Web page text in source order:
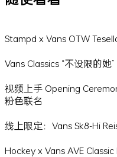
Stampd x Vans OTW
Vans Classics “不设限的她
视频上手 Opening
粉色联名
线上限定：Vans Sk8-Hi
Hockey x Vans AVE